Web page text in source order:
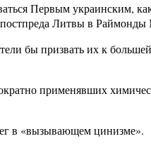
Первым украинским,
Литвы в Раймонды
бы призвать их к
применявших
в «вызывающем цинизме».